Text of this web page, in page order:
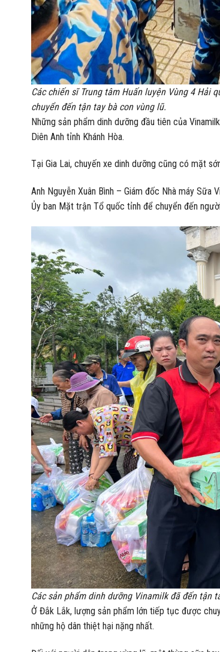
Các chiến sĩ Trung tâm Huấn luyện Vùng 4 Hải
chuyển đến tận tay bà con vùng lũ.
Những sản phẩm dinh dưỡng đầu tiên của
Diên Anh tỉnh Khánh Hòa.
Tại Gia Lai, chuyến xe dinh dưỡng cũng có mặt
Anh Nguyễn Xuân Bình – Giám đốc Nhà máy
Ủy ban Mặt trận Tổ quốc tỉnh để chuyển đến
Các sản phẩm dinh dưỡng Vinamilk đã đến tận
Ở Đắk Lắk, lượng sản phẩm lớn tiếp tục được
những hộ dân thiệt hại nặng nhất.